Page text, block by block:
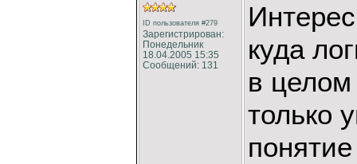
ID пользователя #279
Зарегистрирован:
Понедельник
18.04.2005 15:35
Сообщений: 131
куда
в целом
только